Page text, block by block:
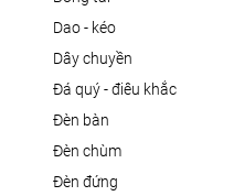
dao - kéo
dây chuyền
đá quý - điêu khắc
đèn bàn
đèn chùm
đèn đứng